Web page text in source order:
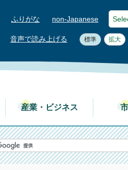
ふりがな non-Japanese
音声で読み上げる 標準 拡大
産業・ビジネス